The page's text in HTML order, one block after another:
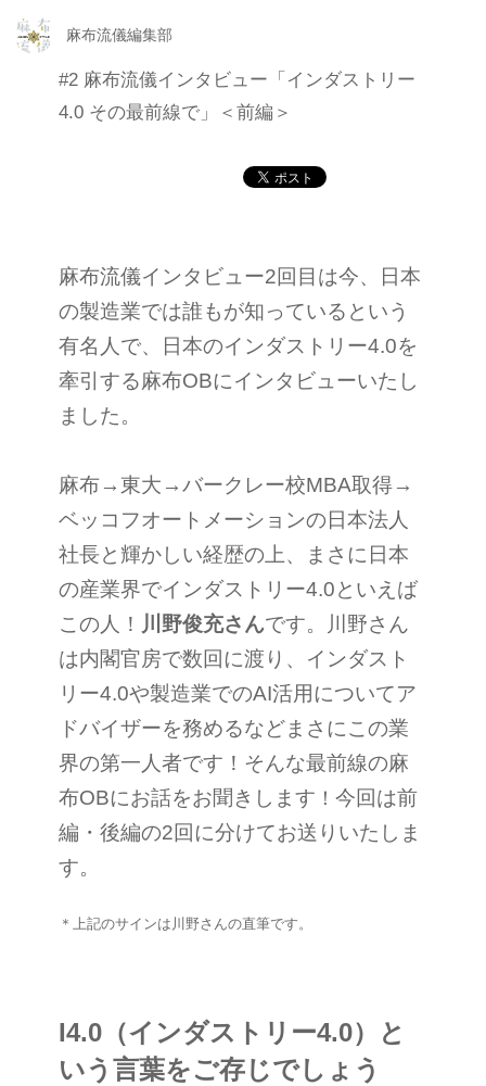
麻布流儀編集部
#2 麻布流儀インタビュー「インダストリー
4.0 その最前線で」＜前編＞
麻布流儀インタビュー2回目は今、日本
の製造業では誰もが知っているという
有名人で、日本のインダストリー4.0を
牽引する麻布OBにインタビューいたし
ました。
麻布→東大→バークレー校MBA取得→
ベッコフオートメーションの日本法人
社長と輝かしい経歴の上、まさに日本
の産業界でインダストリー4.0といえば
この人！ 川野俊充さんです。川野さん
は内閣官房で数回に渡り、インダスト
リー4.0や製造業でのAI活用についてア
ドバイザーを務めるなどまさにこの業
界の第一人者です！そんな最前線の麻
布OBにお話をお聞きします ！ 今回は前
編・後編の2回に分けてお送りいたしま
す。
＊上記のサインは川野さんの直筆です。
I4.0（インダストリー4.0）と
いう言葉をご存じでしょう